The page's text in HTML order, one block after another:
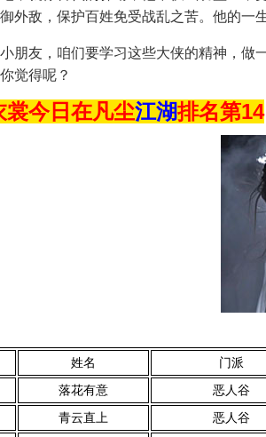
外敌，保护百姓免受战乱之苦。他的一
朋友，咱们要学习这些大侠的精神，
觉得呢？
裳今日在凡尘江湖排名第14
姓名 门派
落花有意 恶人谷
青云直上 恶人谷